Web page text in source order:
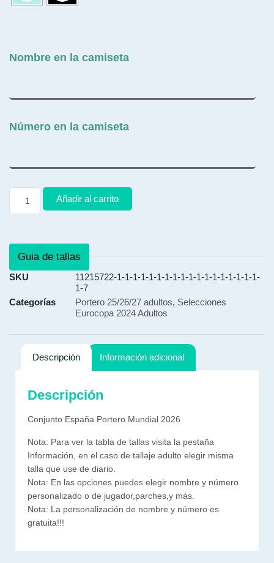
Nombre en la camiseta
Número en la camiseta
Añadir al carrito
Guia de tallas
SKU
11215722-1-1-1-1-1-1-1-1-1-1-1-1-1-1-1-1-1-1-
1-7
Categorías
Portero 25/26/27 adultos, Selecciones
Eurocopa 2024 Adultos
Descripción Información adicional
Descripción
Conjunto España Portero Mundial 2026
Nota: Para ver la tabla de tallas visita la pestaña
Información, en el caso de tallaje adulto elegir misma
talla que use de diario.
Nota: En las opciones puedes elegir nombre y número
personalizado o de jugador,parches,y más.
Nota: La personalización de nombre y número es
gratuita!!!